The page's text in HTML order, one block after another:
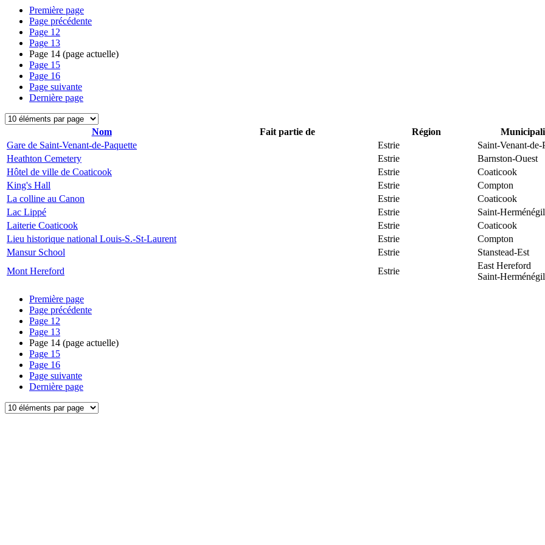
Première page
Page précédente
Page 12
Page 13
Page 14 (page actuelle)
Page 15
Page 16
Page suivante
Dernière page
Nom Fait partie de Région
Gare de Saint-Venant-de-Paquette
Estrie
Saint-Venant-de-
Heathton Cemetery
Estrie
Barnston-Ouest
Hôtel de ville de Coaticook
Estrie
Coaticook
King's Hall
Estrie
Compton
La colline au Canon
Estrie
Coaticook
Lac Lippé
Estrie
Saint-
Laiterie Coaticook
Estrie
Coaticook
Lieu historique national Louis-S.-St-Laurent
Estrie
Compton
Mansur School
Estrie
Stanstead-Est
Mont Hereford
Estrie
East Hereford
Saint-
Première page
Page précédente
Page 12
Page 13
Page 14 (page actuelle)
Page 15
Page 16
Page suivante
Dernière page